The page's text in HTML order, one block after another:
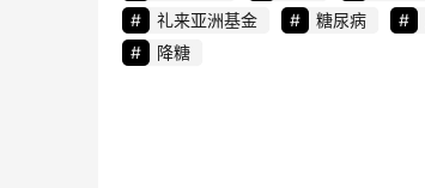
礼来亚洲基金
糖尿病
降糖